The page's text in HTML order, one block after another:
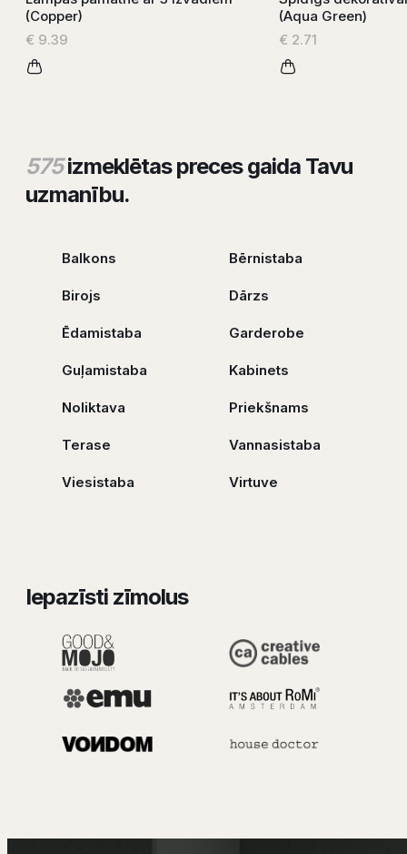
(Copper)
€ 9.39
(Aqua Green)
€ 2.71
575izmeklētas preces gaida Tavu
uzmanību.
Balkons Bērnistaba
Birojs Dārzs
Ēdamistaba Garderobe
Guļamistaba Kabinets
Noliktava Priekšnams
Terase Vannasistaba
Viesistaba Virtuve
Iepazīsti zīmolus